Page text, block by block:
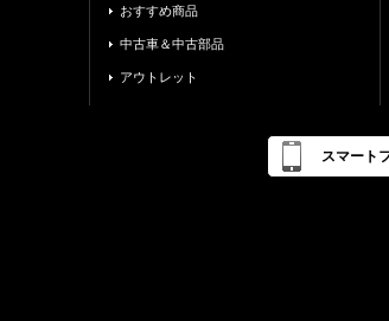
おすすめ商品
中古車＆中古部品
アウトレット
スマート